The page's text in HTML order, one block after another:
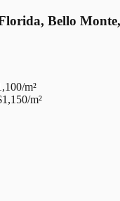
Bello Monte,
m²
m²